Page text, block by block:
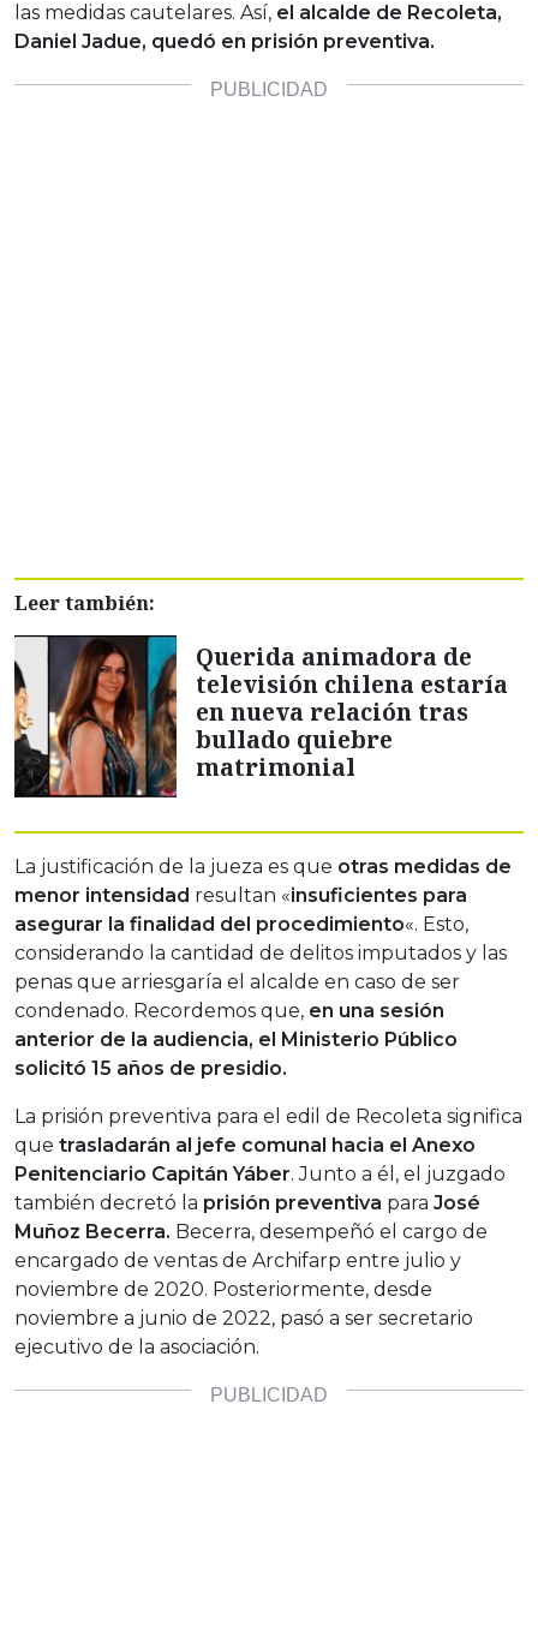
las medidas cautelares. Así, el alcalde de Recoleta,
Daniel Jadue, quedó en prisión preventiva.
Leer también:
Querida animadora de
televisión chilena estaría
en nueva relación tras
bullado quiebre
matrimonial
La justificación de la jueza es que otras medidas de
menor intensidad resultan «insuficientes para
asegurar la finalidad del procedimiento«. Esto,
considerando la cantidad de delitos imputados y las
penas que arriesgaría el alcalde en caso de ser
condenado. Recordemos que, en una sesión
anterior de la audiencia, el Ministerio Público
solicitó 15 años de presidio.
La prisión preventiva para el edil de Recoleta significa
que trasladarán al jefe comunal hacia el Anexo
Penitenciario Capitán Yáber. Junto a él, el juzgado
también decretó la prisión preventiva para José
Muñoz Becerra. Becerra, desempeñó el cargo de
encargado de ventas de Archifarp entre julio y
noviembre de 2020. Posteriormente, desde
noviembre a junio de 2022, pasó a ser secretario
ejecutivo de la asociación.